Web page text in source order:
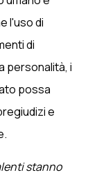
l'uso di
di
personalità, i
possa
e
stanno